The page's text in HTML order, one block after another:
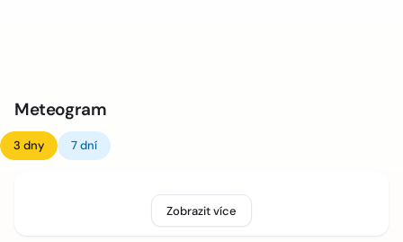
Meteogram
3 dny 7 dní
Zobrazit více